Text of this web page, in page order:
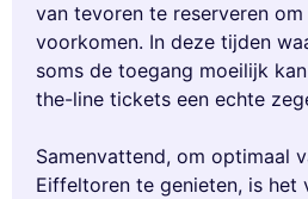
van tevoren te reserveren
voorkomen. In deze tijden
soms de toegang moeilijk
the-line tickets een echte
Samenvattend, om optimaal
Eiffeltoren te genieten, is het